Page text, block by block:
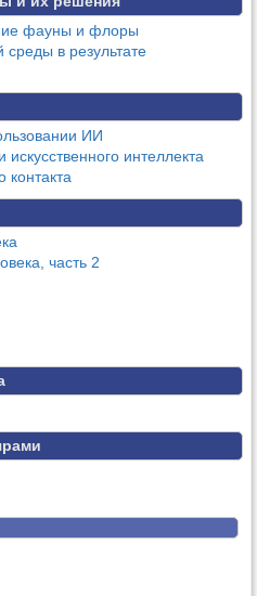
фауны и флоры
в результате
ИИ
интеллекта
контакта
часть 2